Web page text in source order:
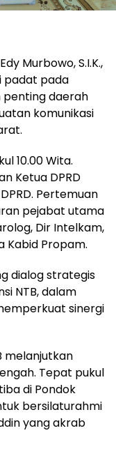
Murbowo, S.I.K.,
padat pada
penting daerah
komunikasi
10.00 Wita.
Ketua DPRD
Pertemuan
pejabat utama
Dir Intelkam,
Kabid Propam.
dialog strategis
NTB, dalam
sinergi
melanjutkan
Tepat pukul
di Pondok
bersilaturahmi
yang akrab